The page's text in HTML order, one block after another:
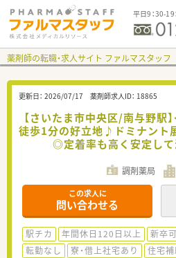
平日9：30-19
薬剤師の転職・求人サイト ファルマスタッフ
更新日： 2026/07/17 薬剤師求人ID： 18865
【さいたま市中央区/南与野
徒歩1分の好立地♪ドミナント
◎定着率も高く安定して
調剤薬局
この求人に
問い合わせる
駅チカ 年間休日120日以上 新卒可
転勤なし
寮・借上社宅あり
住宅